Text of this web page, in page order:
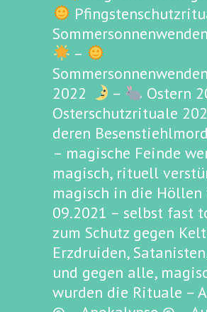
–
2022
–
Ostern
Osterschutzrituale
deren
– magische Feinde
magisch, rituell
magisch in die
09.2021 – selbst fast
zum Schutz gegen
Erzdruiden,
und gegen alle,
wurden die Rituale –